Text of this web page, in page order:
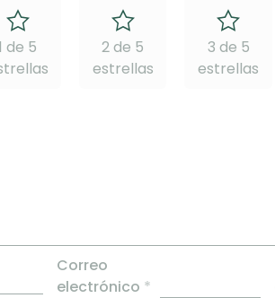
de 5
2 de 5
estrellas
3 de 5
estrellas
Correo
electrónico *